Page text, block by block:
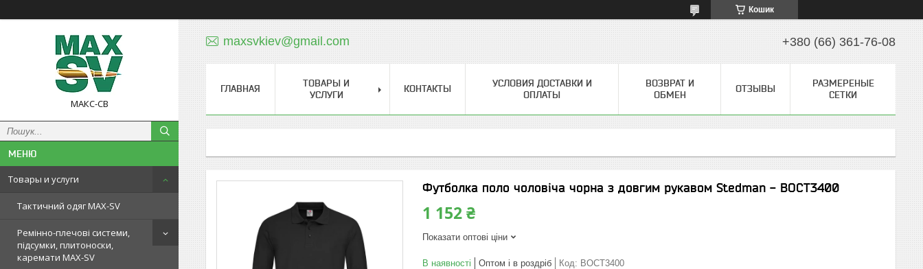
Кошик
МАКС-СВ
Товары и услуги
Тактичний одяг MAX-SV
Ремінно-плечові системи,
підсумки, плитоноски,
каремати MAX-SV
maxsvkiev@gmail.com +380 (66) 361-76-08
ГЛАВНАЯ
ТОВАРЫ И
УСЛУГИ
КОНТАКТЫ
УСЛОВИЯ ДОСТАВКИ И
ОПЛАТЫ
ВОЗВРАТ И
ОБМЕН
ОТЗЫВЫ
РАЗМЕРЕНЫЕ
СЕТКИ
Футболка поло чоловіча чорна з довгим рукавом Stedman - BOCT3400
1 152 ₴
Показати оптові ціни
В наявності Оптом і в роздріб Код: BOCT3400